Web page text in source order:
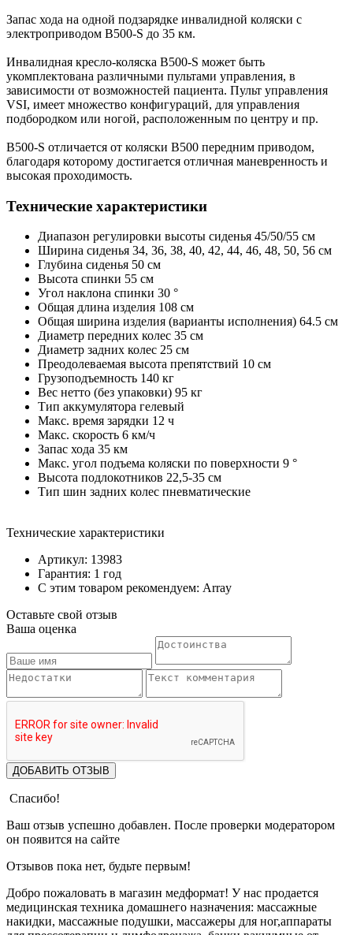
Запас хода на одной подзарядке инвалидной коляски с
электроприводом B500-S до 35 км.
Инвалидная кресло-коляска B500-S может быть
укомплектована различными пультами управления, в
зависимости от возможностей пациента. Пульт управления
VSI, имеет множество конфигураций, для управления
подбородком или ногой, расположенным по центру и пр.
B500-S отличается от коляски B500 передним приводом,
благодаря которому достигается отличная маневренность и
высокая проходимость.
Технические характеристики
Диапазон регулировки высоты сиденья 45/50/55 см
Ширина сиденья 34, 36, 38, 40, 42, 44, 46, 48, 50, 56 см
Глубина сиденья 50 см
Высота спинки 55 см
Угол наклона спинки 30 °
Общая длина изделия 108 см
Общая ширина изделия (варианты исполнения) 64.5 см
Диаметр передних колес 35 см
Диаметр задних колес 25 см
Преодолеваемая высота препятствий 10 см
Грузоподъемность 140 кг
Вес нетто (без упаковки) 95 кг
Тип аккумулятора гелевый
Макс. время зарядки 12 ч
Макс. скорость 6 км/ч
Запас хода 35 км
Макс. угол подъема коляски по поверхности 9 °
Высота подлокотников 22,5-35 см
Тип шин задних колес пневматические
Технические характеристики
Артикул: 13983
Гарантия: 1 год
С этим товаром рекомендуем: Array
Оставьте свой отзыв
Ваша оценка
ДОБАВИТЬ ОТЗЫВ
Спасибо!
Ваш отзыв успешно добавлен. После проверки модератором
он появится на сайте
Отзывов пока нет, будьте первым!
Добро пожаловать в магазин медформат! У нас продается
медицинская техника домашнего назначения: массажные
накидки, массажные подушки, массажеры для ног,аппараты